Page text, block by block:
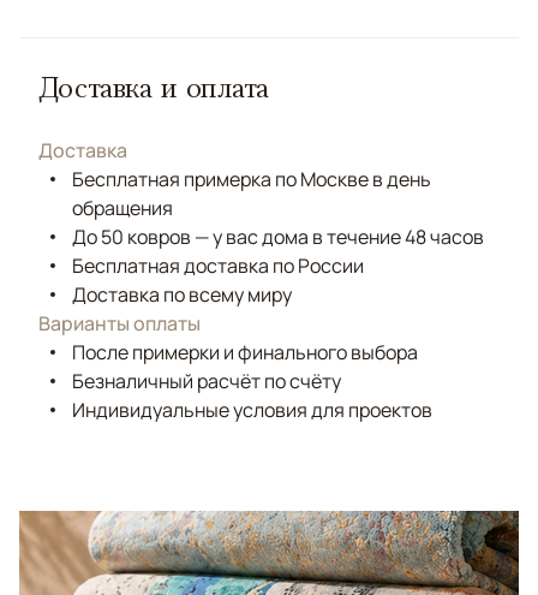
Доставка и оплата
Доставка
Бесплатная примерка по Москве в день
обращения
До 50 ковров — у вас дома в течение 48 часов
Бесплатная доставка по России
Доставка по всему миру
Варианты оплаты
После примерки и финального выбора
Безналичный расчёт по счёту
Индивидуальные условия для проектов